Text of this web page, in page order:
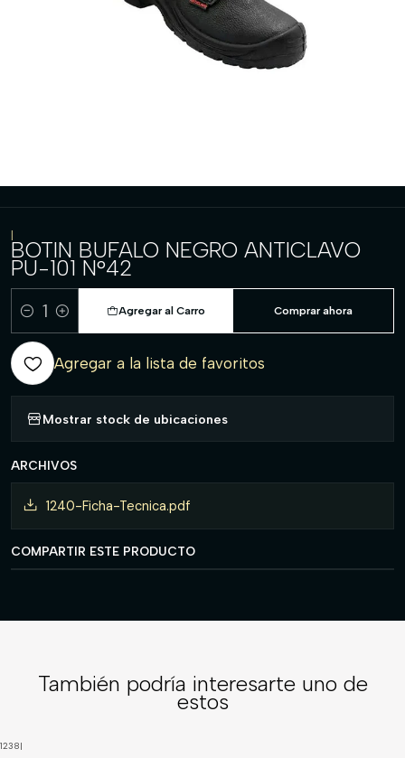
|
BOTIN BUFALO NEGRO ANTICLAVO
PU-101 N°42
Cantidad
Agregar al Carro Comprar ahora
Agregar a la lista de favoritos
Mostrar stock de ubicaciones
ARCHIVOS
1240-Ficha-Tecnica.pdf
COMPARTIR ESTE PRODUCTO
También podría interesarte uno de
estos
1238|